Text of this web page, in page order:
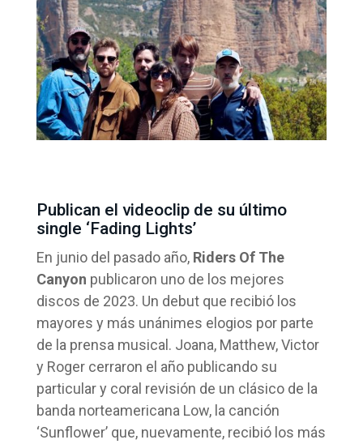
Publican el videoclip de su último
single ‘Fading Lights’
En junio del pasado año, Riders Of The
Canyon publicaron uno de los mejores
discos de 2023. Un debut que recibió los
mayores y más unánimes elogios por parte
de la prensa musical. Joana, Matthew, Victor
y Roger cerraron el año publicando su
particular y coral revisión de un clásico de la
banda norteamericana Low, la canción
‘Sunflower’ que, nuevamente, recibió los más